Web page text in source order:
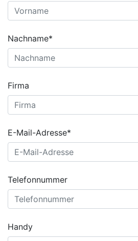
Nachname*
Firma
E-Mail-Adresse*
Telefonnummer
Handy